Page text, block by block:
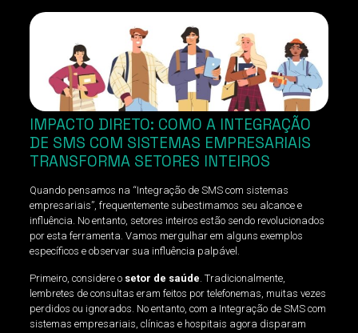
IMPACTO DIRETO: COMO A INTEGRAÇÃO
DE SMS COM SISTEMAS EMPRESARIAIS
TRANSFORMA SETORES INTEIROS
Quando pensamos na “Integração de SMS com sistemas
empresariais”, frequentemente subestimamos seu alcance e
influência. No entanto, setores inteiros estão sendo revolucionados
por esta ferramenta. Vamos mergulhar em alguns exemplos
específicos e observar sua influência palpável.
Primeiro, considere o setor de saúde. Tradicionalmente,
lembretes de consultas eram feitos por telefonemas, muitas vezes
perdidos ou ignorados. No entanto, com a Integração de SMS com
sistemas empresariais, clínicas e hospitais agora disparam